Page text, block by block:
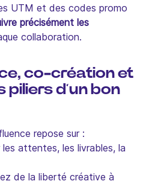
UTM et des codes promo
précisément les
collaboration.
co-création et
piliers d’un bon
repose sur :
les attentes, les livrables, la
de la liberté créative à